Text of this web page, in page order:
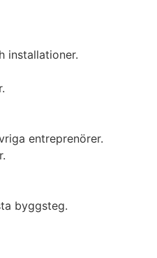
installationer.
entreprenörer.
byggsteg.